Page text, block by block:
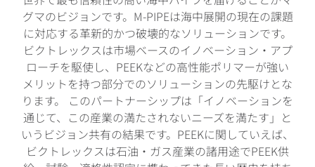
グマのビジョンです。M-PIPEは海中展開の現在の課題
に対応する革新的かつ破壊的なソリューションです。
ビクトレックスは市場ベースのイノベーション・アプ
ローチを駆使し、PEEKなどの高性能ポリマーが強い
メリットを持つ部分でのソリューションの先駆けとな
ります。 このパートナーシップは「イノベーションを
通じて、この産業の満たされないニーズを満たす」と
いうビジョン共有の結果です。PEEKに関していえば、
ビクトレックスは石油・ガス産業の諸用途でPEEK供